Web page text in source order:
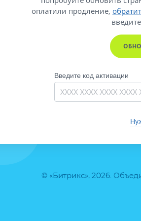
© «Битрикс», 2026.
оплатили продление,
Введите код активации